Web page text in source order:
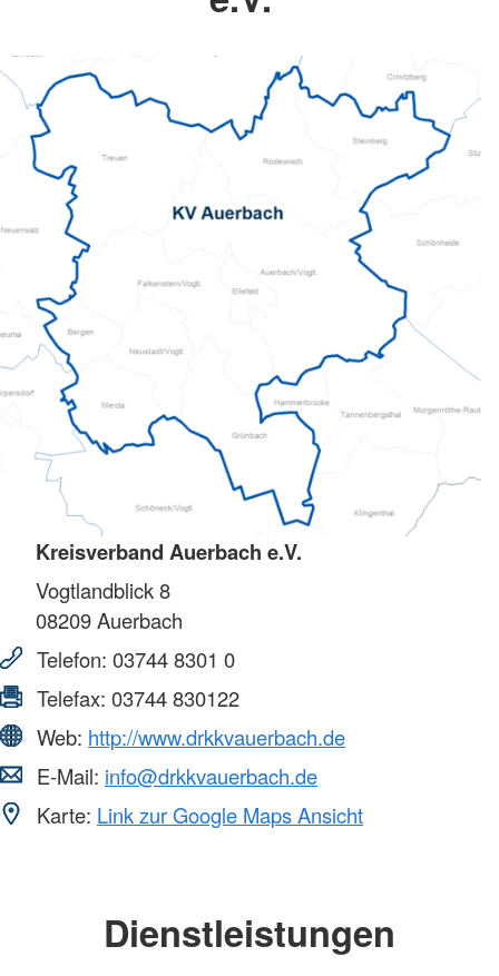
Kreisverband Auerbach e.V.
Vogtlandblick 8
08209Auerbach
Telefon: 03744 8301 0
Telefax: 03744 830122
Web: http://www.drkkvauerbach.de
E-Mail: info@drkkvauerbach.de
Karte: Link zur Google Maps Ansicht
Dienstleistungen